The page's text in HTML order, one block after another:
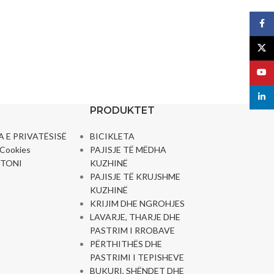
TV FUEGO
43EL720GTV
E PRIVATËSISË
PRODUKTET
BICIKLETA
PAJISJE TË MËDHA
KUZHINË
PAJISJE TË KRUJSHME
KUZHINË
KRIJIM DHE NGROHJES
LAVARJE, THARJE DHE
PASTRIM I RROBAVE
PËRTHITHËS DHE
PASTRIMI I TEPISHEVE
BUKURI, SHËNDET DHE